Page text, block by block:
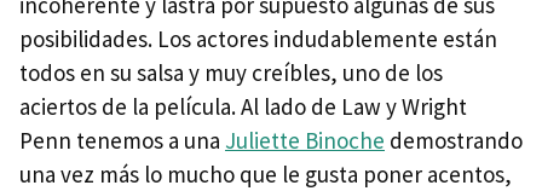
posibilidades. Los actores indudablemente están
todos en su salsa y muy creíbles, uno de los
aciertos de la película. Al lado de Law y Wright
Penn tenemos a una Juliette Binoche demostrando
una vez más lo mucho que le gusta poner acentos,